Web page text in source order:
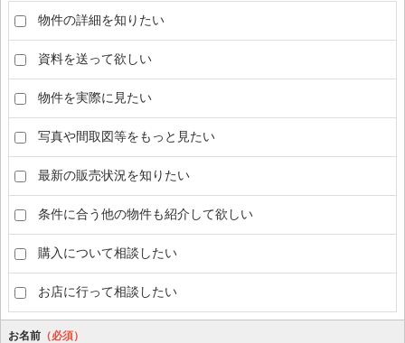
物件の詳細を知りたい
資料を送って欲しい
物件を実際に見たい
写真や間取図等をもっと見たい
最新の販売状況を知りたい
条件に合う他の物件も紹介して欲しい
購入について相談したい
お店に行って相談したい
お名前 （必須）